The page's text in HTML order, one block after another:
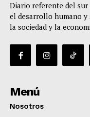
Diario referente del sur
el desarrollo humano y
la sociedad y la
Menú
Nosotros